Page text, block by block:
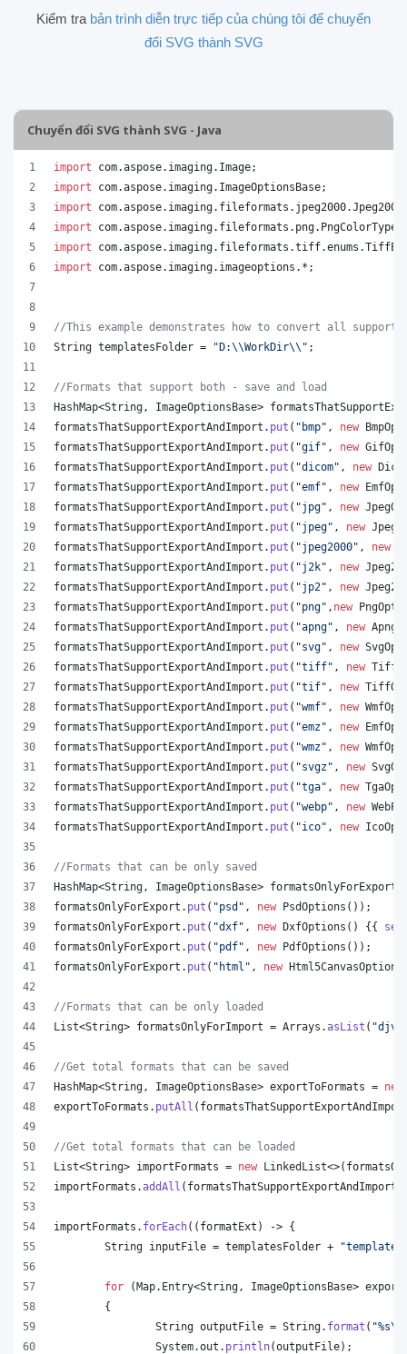
Kiểm tra bản trình diễn trực tiếp của chúng tôi để chuyển
đổi SVG thành SVG
Chuyển đổi SVG thành SVG - Java
import com.aspose. imaging. Image;
import
com.aspose. imaging. ImageOptionsBase;
import
com.aspose. imaging. fileformats . jpeg2000.
import
com.aspose. imaging. fileformats . png. PngColorType
import
com.aspose. imaging. fileformats .tiff.enums .
import
com.aspose. imaging. imageoptions .*;
//This example demonstrates how to convert all
String templatesFolder = "D:\\WorkDir\\ " ;
//Formats that support both - save and load
HashMap<String , ImageOptionsBase>
formatsThatSupportExportAndImport . put ( "bmp" , new
formatsThatSupportExportAndImport . put ( "gif" , new
formatsThatSupportExportAndImport . put ( "dicom" , new
formatsThatSupportExportAndImport . put ( "emf" , new
formatsThatSupportExportAndImport . put ( "jpg" , new
formatsThatSupportExportAndImport . put ( "jpeg" , new
formatsThatSupportExportAndImport . put ( "jpeg2000" , new
formatsThatSupportExportAndImport . put ( "j2k" , new
formatsThatSupportExportAndImport . put ( "jp2" , new
formatsThatSupportExportAndImport . put ( "png" , new
formatsThatSupportExportAndImport . put ( "apng" , new
formatsThatSupportExportAndImport . put ( "svg" , new
formatsThatSupportExportAndImport . put ( "tiff" , new
formatsThatSupportExportAndImport . put ( "tif" , new
formatsThatSupportExportAndImport . put ( "wmf" , new
formatsThatSupportExportAndImport . put ( "emz" , new
formatsThatSupportExportAndImport . put ( "wmz" , new
formatsThatSupportExportAndImport . put ( "svgz" , new
formatsThatSupportExportAndImport . put ( "tga" , new
formatsThatSupportExportAndImport . put ( "webp" , new
formatsThatSupportExportAndImport . put ( "ico" , new
//Formats that can be only saved
HashMap<String , ImageOptionsBase> formatsOnlyForExport
formatsOnlyForExport . put ( "psd" , new PsdOptions ());
formatsOnlyForExport . put ( "dxf" , new DxfOptions () {{
formatsOnlyForExport . put ( "pdf" , new PdfOptions ());
formatsOnlyForExport . put ( "html" , new Html5CanvasOptions
//Formats that can be only loaded
List<String> formatsOnlyForImport = Arrays .asList (
//Get total formats that can be saved
HashMap<String , ImageOptionsBase> exportToFormats = new
exportToFormats . putAll (
//Get total formats that can be loaded
List<String> importFormats = new LinkedList<>(
importFormats .addAll ( formatsThatSupportExportAndImport
importFormats . forEach(( formatExt ) -> {
String inputFile = templatesFolder +
for (Map. Entry<String , ImageOptionsBase>
	{
String outputFile = String. format ( "%s\\
System.out . println(outputFile);